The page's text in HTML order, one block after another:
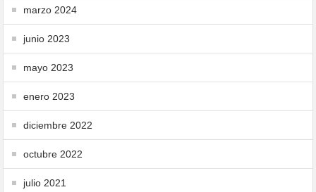
marzo 2024
junio 2023
mayo 2023
enero 2023
diciembre 2022
octubre 2022
julio 2021